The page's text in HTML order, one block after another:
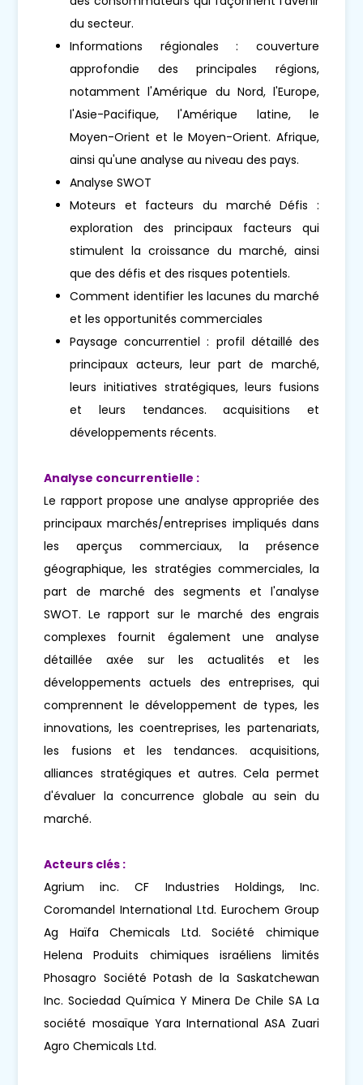
du secteur.
Informations régionales : couverture
approfondie des principales régions,
notamment l'Amérique du Nord, l'Europe,
l'Asie-Pacifique, l'Amérique latine, le
Moyen-Orient et le Moyen-Orient. Afrique,
ainsi qu'une analyse au niveau des pays.
Analyse SWOT
Moteurs et facteurs du marché Défis :
exploration des principaux facteurs qui
stimulent la croissance du marché, ainsi
que des défis et des risques potentiels.
Comment identifier les lacunes du marché
et les opportunités commerciales
Paysage concurrentiel : profil détaillé des
principaux acteurs, leur part de marché,
leurs initiatives stratégiques, leurs fusions
et leurs tendances. acquisitions et
développements récents.
Analyse concurrentielle :
Le rapport propose une analyse appropriée des
principaux marchés/entreprises impliqués dans
les aperçus commerciaux, la présence
géographique, les stratégies commerciales, la
part de marché des segments et l'analyse
SWOT. Le rapport sur le marché des engrais
complexes fournit également une analyse
détaillée axée sur les actualités et les
développements actuels des entreprises, qui
comprennent le développement de types, les
innovations, les coentreprises, les partenariats,
les fusions et les tendances. acquisitions,
alliances stratégiques et autres. Cela permet
d'évaluer la concurrence globale au sein du
marché.
Acteurs clés :
Agrium inc. CF Industries Holdings, Inc.
Coromandel International Ltd. Eurochem Group
Ag Haïfa Chemicals Ltd. Société chimique
Helena Produits chimiques israéliens limités
Phosagro Société Potash de la Saskatchewan
Inc. Sociedad Química Y Minera De Chile SA La
société mosaïque Yara International ASA Zuari
Agro Chemicals Ltd.